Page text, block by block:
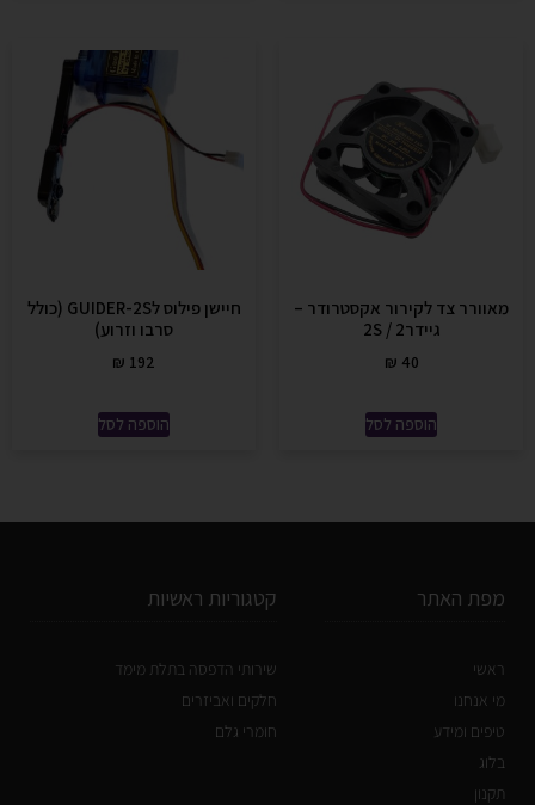
מאוורר צד לקירור אקסטרודר –
גיידר2 / 2S
₪ 40
הוספה לסל
חיישן פילוס לGUIDER-2S (כולל
סרבו וזרוע)
₪ 192
הוספה לסל
מפת האתר
ראשי
מי אנחנו
טיפים ומידע
בלוג
תקנון
קטגוריות ראשיות
שירותי הדפסה בתלת מימד
חלקים ואביזרים
חומרי גלם